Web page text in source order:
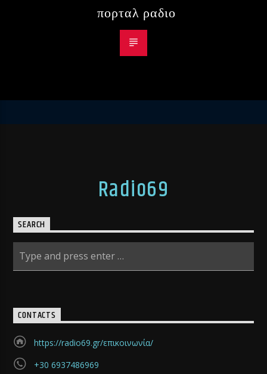
πορταλ ραδιο
Radio69
SEARCH
CONTACTS
https://radio69.gr/επικοινωνία/
+30 6937486969